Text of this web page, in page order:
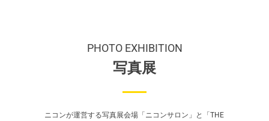
PHOTO EXHIBITION
写真展
ニコンが運営する写真展会場「ニコンサロン」と「THE